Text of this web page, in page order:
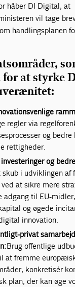
håber DI Digital, at
vil tage
handlingsplanen
for at styrke
regler via
og
rettigheder.
og
i udviklingen af
at sikre mere
adgang til EU-
og øgede
innovation.
privat
Brug offentlige
at fremme
konkretisér
plan, der kan øge